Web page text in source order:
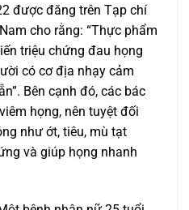
được đăng trên Tạp chí
cho rằng: “Thực phẩm
triệu chứng đau họng
có cơ địa nhạy cảm
Bên cạnh đó, các bác
họng, nên tuyệt đối
như ớt, tiêu, mù tạt
và giúp họng nhanh